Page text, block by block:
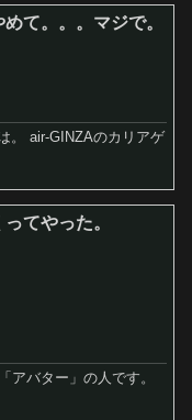
て。。。マジで。
。 air-GINZAのカリアゲ
てやった。
アバター」の人です。